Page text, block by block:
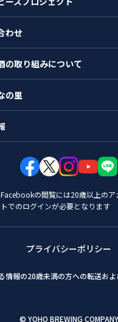
わせ
の取り組みについて
の里
Facebookの閲覧には20歳以上のア
トでのログインが必要となります
プライバシーポリシー
情報の20歳未満の方への転送およ
© YOHO BREWING COMPANY